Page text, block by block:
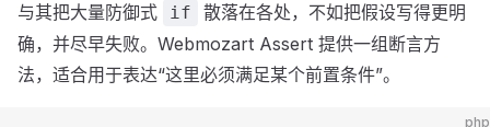
与其把大量防御式 if
散落在各处，不如把假设写得更明
确，并尽早失败。Webmozart Assert 提供一组断言方
法，适合用于表达“这里必须满足某个前置条件”。
php